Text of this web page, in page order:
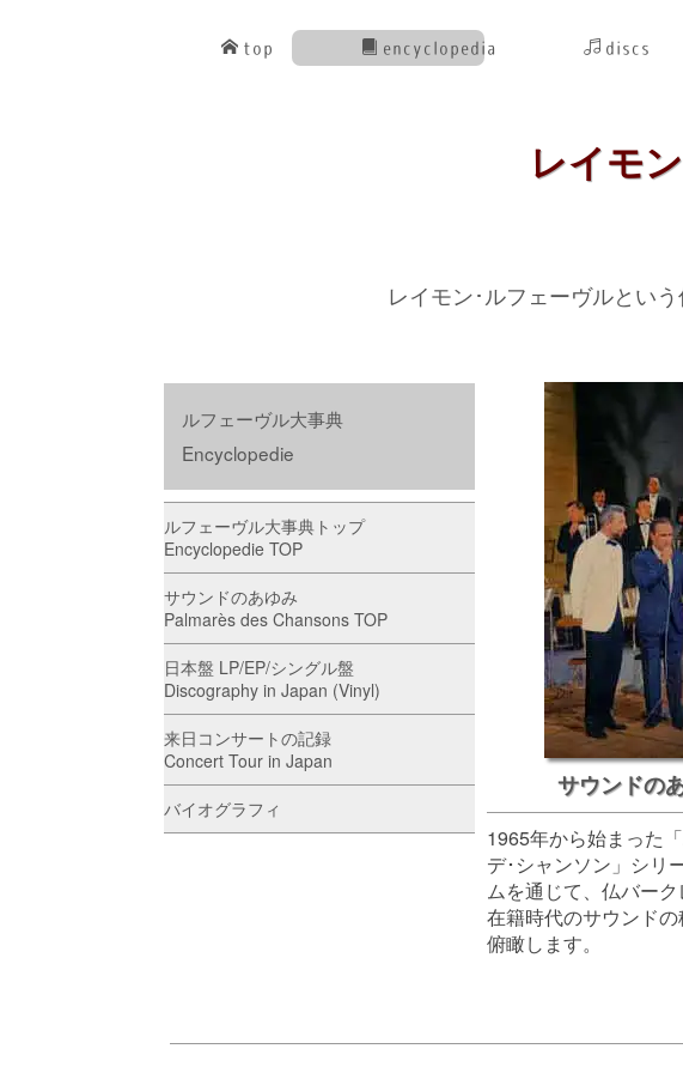
top encyclopedia discs
レイモ
レイモン･ルフェーヴルとい
サウンドの
1965年から始まった
デ･シャンソン」シリ
ムを通じて、仏バー
在籍時代のサウンド
俯瞰します。
ルフェーヴル大事典
Encyclopedie
ルフェーヴル大事典トップ
Encyclopedie TOP
サウンドのあゆみ
Palmarès des Chansons TOP
日本盤 LP/EP/シングル盤
Discography in Japan (Vinyl)
来日コンサートの記録
Concert Tour in Japan
バイオグラフィ